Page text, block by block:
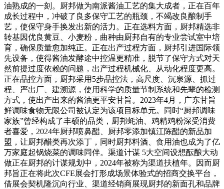
油熟成的一刻。厨邦做为南派酱油工艺的集大成者，正在百年
成长过程中，冲破了良多保守工艺的瓶颈，不竭改良酿制手
艺，使保守身手换发出新的活力。正在选料方面，厨邦精选非
转基因优良黄豆、小麦粉，曲种由厨邦自有的专业尝试室中培
育，确保质量愈加纯正。正在出产过程方面，厨邦引进国际领
先设备，使得酱油发酵途中控温更精准，脱节了保守方式对天
然前提过度依赖的问题，出产过程机械化、从动化程度更高。
正在品控方面，厨邦采用5步品控法，高尺度、沉泉源、抓过
程、严出厂、建溯源，使用科学的质量节制系统和先辈的检测
方式，使出产出来的酱油更平安甘旨。2023年4月，广东甘旨
鲜调味食物无限公司被认定为该项目标单元。同时“厨邦调味
家族”曾经构成了丰硕的品类，厨邦蚝油、鸡精鸡粉深受消费
者喜爱，2024年厨邦喷鼻醋、厨邦零添加镇江陈醋的新品加
盟，让厨邦醋类再次添丁，同时厨邦料酒、食用油也成为了亿
万家庭起锅烧菜的调味同伴。渠道计谋 5大空间设想酝酿大动
做正在厨邦的计谋规划中，2024年被称为渠道扶植年。因而厨
邦旨正在将此次CFE展会打形成场景体验式的招商交换平台，
借展会契机隆沉向行业、渠道经销商展现厨邦的新面孔和品牌